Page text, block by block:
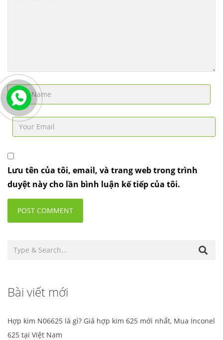
Lưu tên của tôi, email, và trang web trong trình
duyệt này cho lần bình luận kế tiếp của tôi.
Bài viết mới
Hợp kim N06625 là gì? Giá hợp kim 625 mới nhất, Mua Inconel
625 tại Việt Nam